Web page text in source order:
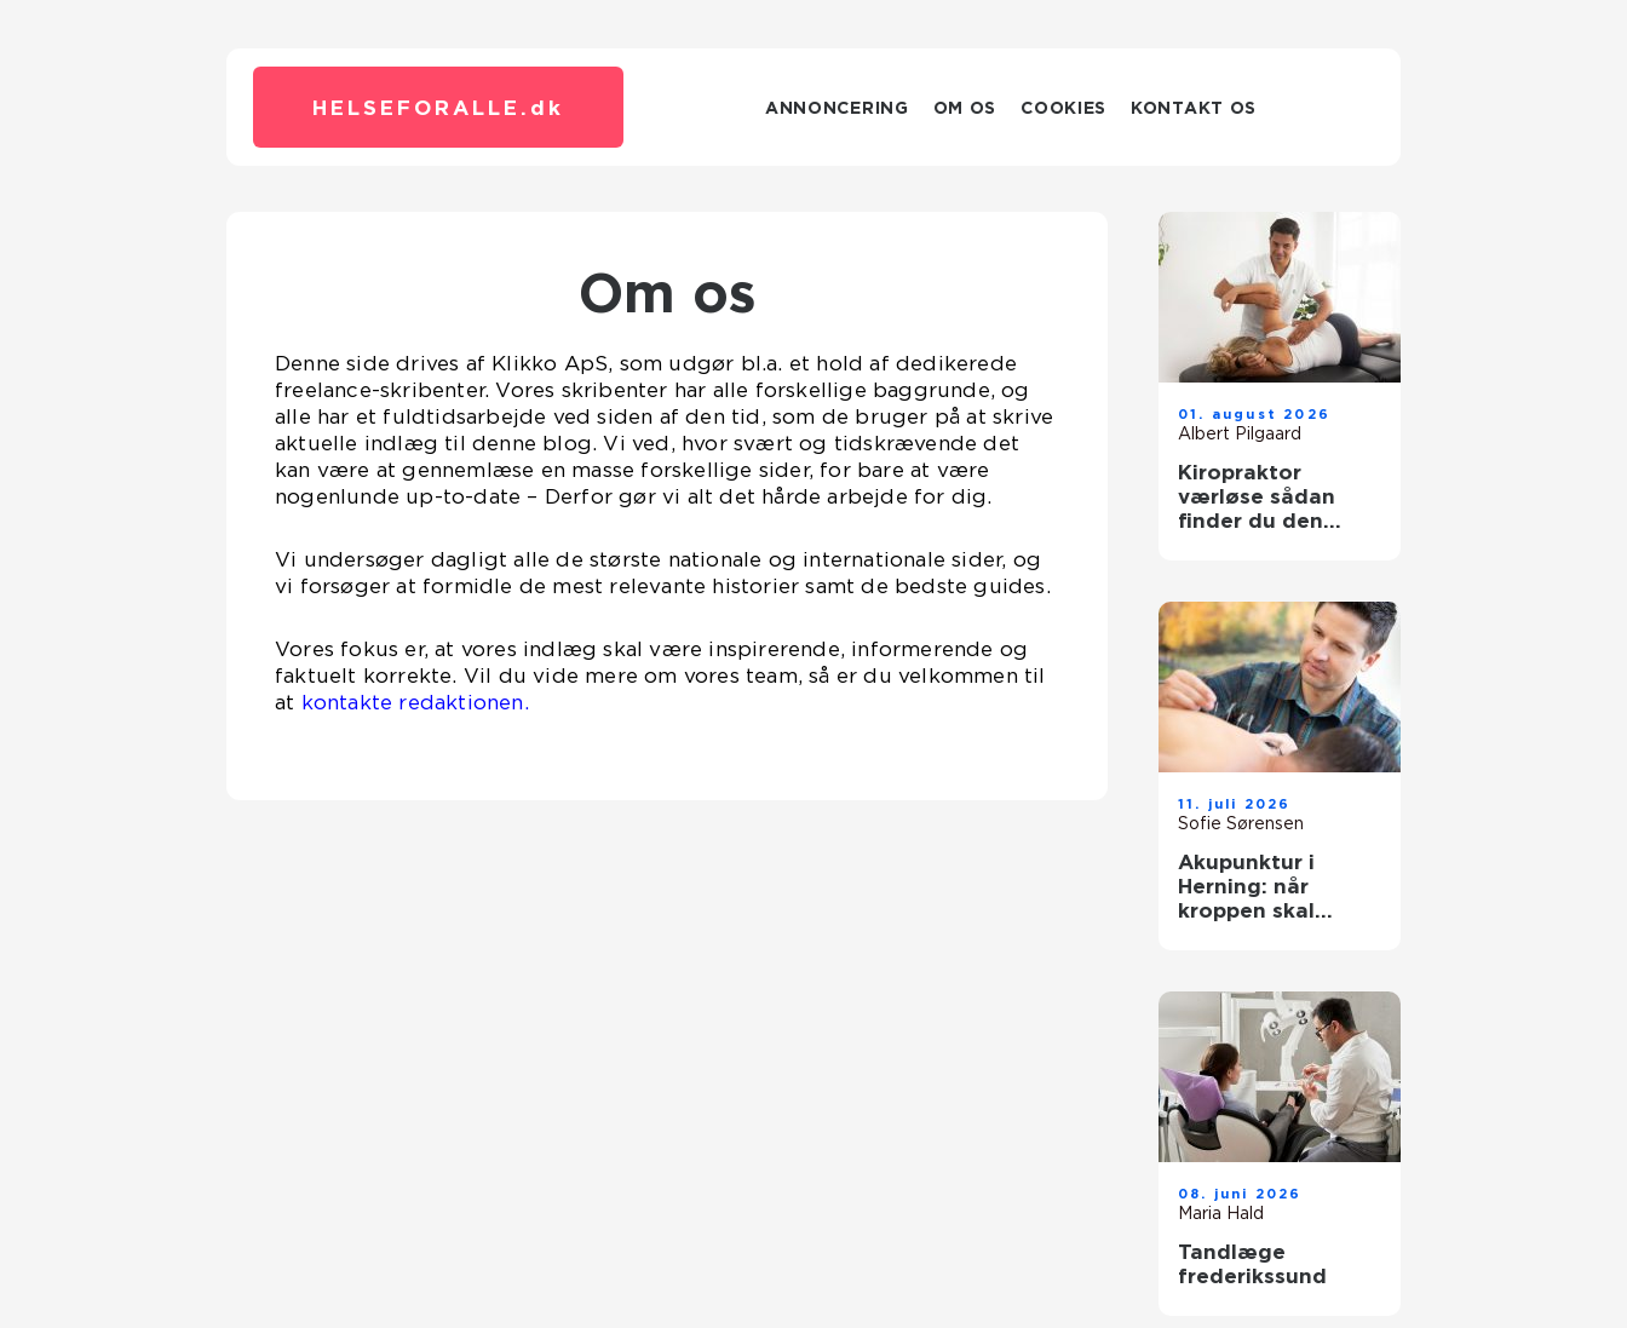
HELSEFORALLE. dk ANNONCERING OM OS COOKIES KONTAKT OS
Om os
Denne side drives af Klikko ApS, som udgør bl.a. et hold af dedikerede
freelance-skribenter. Vores skribenter har alle forskellige baggrunde, og
alle har et fuldtidsarbejde ved siden af den tid, som de bruger på at skrive
aktuelle indlæg til denne blog. Vi ved, hvor svært og tidskrævende det
kan være at gennemlæse en masse forskellige sider, for bare at være
nogenlunde up-to-date – Derfor gør vi alt det hårde arbejde for dig.
Vi undersøger dagligt alle de største nationale og internationale sider, og
vi forsøger at formidle de mest relevante historier samt de bedste guides.
Vores fokus er, at vores indlæg skal være inspirerende, informerende og
faktuelt korrekte. Vil du vide mere om vores team, så er du velkommen til
at kontakte redaktionen.
01. august 2026
Albert Pilgaard
Kiropraktor
værløse sådan
finder du den
11. juli 2026
Sofie Sørensen
Akupunktur i
Herning: når
kroppen skal
08. juni 2026
Maria Hald
Tandlæge
frederikssund